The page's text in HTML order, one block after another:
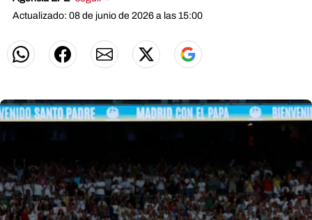
Actualizado: 08 de junio de 2026 a las 15:00